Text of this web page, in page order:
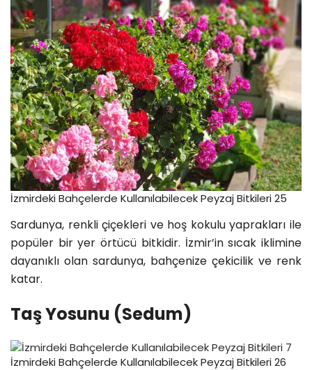
İzmirdeki Bahçelerde Kullanılabilecek Peyzaj Bitkileri 25
Sardunya, renkli çiçekleri ve hoş kokulu yaprakları ile
popüler bir yer örtücü bitkidir. İzmir’in sıcak iklimine
dayanıklı olan sardunya, bahçenize çekicilik ve renk
katar.
Taş Yosunu (Sedum)
İzmirdeki Bahçelerde Kullanılabilecek Peyzaj Bitkileri 26